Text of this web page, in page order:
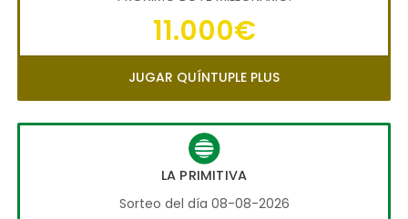
11.000€
JUGAR QUÍNTUPLE PLUS
LA PRIMITIVA
Sorteo del día 08-08-2026